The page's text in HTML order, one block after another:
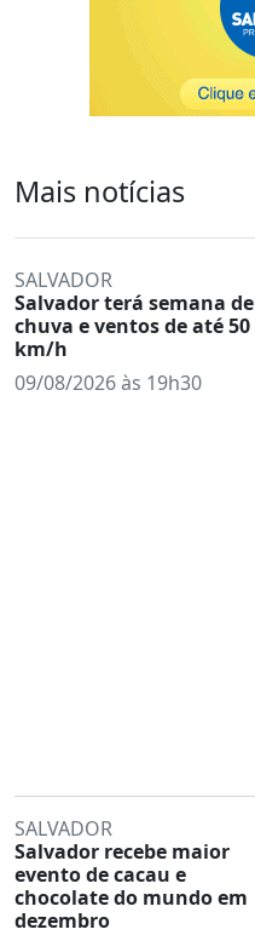
Mais notícias
SALVADOR
Salvador terá semana de
chuva e ventos de até 50
km/h
09/08/2026 às 19h30
SALVADOR
Salvador recebe maior
evento de cacau e
chocolate do mundo em
dezembro